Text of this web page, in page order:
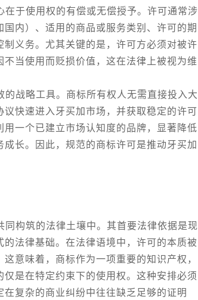
于使用权的有偿或无偿授予。许可通常涉
内）、适用的商品或服务类别、许可的期
义务。尤其关键的是，许可方必须对被许
当使用而贬损价值，这在法律上被视为维
战略工具。商标所有权人无需直接投入大
快速进入牙买加市场，并获取稳定的许可
一个已建立市场认知度的品牌，显著降低
长。因此，规范的商标许可是推动牙买加
构筑的法律土壤中。其首要法律依据是现
法律基础。在法律语境中，许可的本质被
意味着，商标作为一项重要的知识产权，
是在特定约束下的使用权。这种安排必须
复杂的商业纠纷中往往缺乏足够的证明